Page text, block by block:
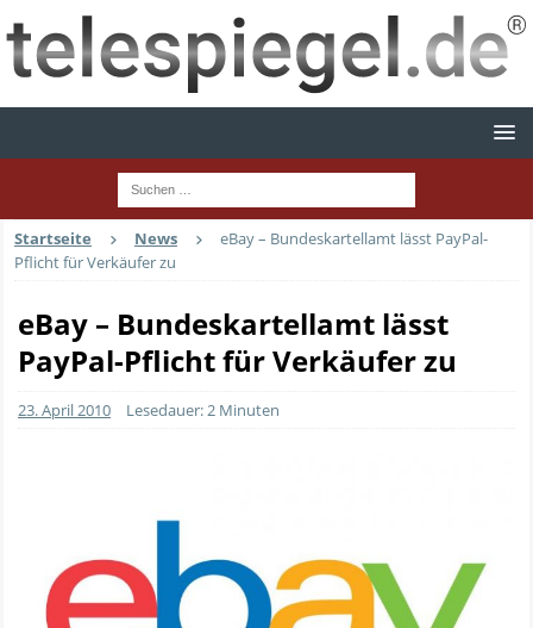
Startseite News
eBay – Bundeskartellamt lässt PayPal-
Pflicht für Verkäufer zu
eBay – Bundeskartellamt lässt
PayPal-Pflicht für Verkäufer zu
23. April 2010 Lesedauer: 2 Minuten